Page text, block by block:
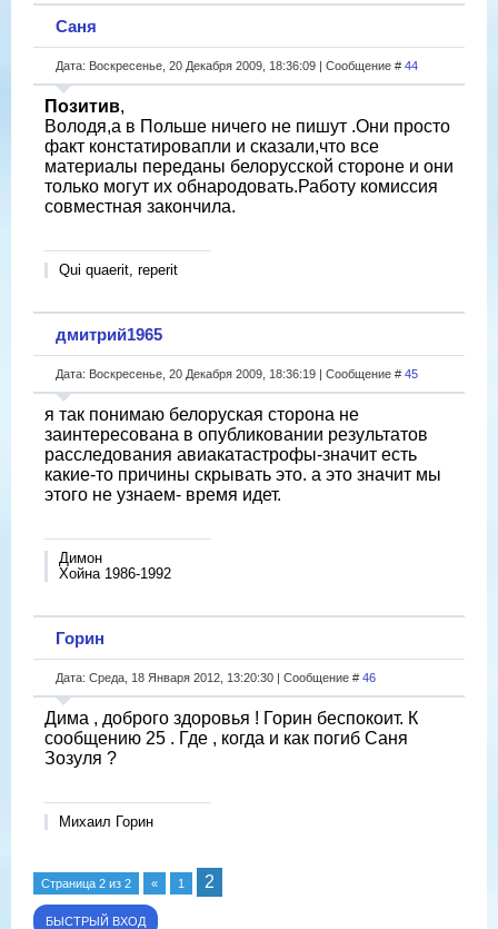
Саня
Дата: Воскресенье, 20 Декабря 2009, 18:36:09 | Сообщение # 44
Позитив,
Володя,а в Польше ничего не пишут .Они просто
факт констатировапли и сказали,что все
материалы переданы белорусской стороне и они
только могут их обнародовать.Работу комиссия
совместная закончила.
Qui quaerit, reperit
дмитрий1965
Дата: Воскресенье, 20 Декабря 2009, 18:36:19 | Сообщение # 45
я так понимаю белоруская сторона не
заинтересована в опубликовании результатов
расследования авиакатастрофы-значит есть
какие-то причины скрывать это. а это значит мы
этого не узнаем- время идет.
Димон
Хойна 1986-1992
Горин
Дата: Среда, 18 Января 2012, 13:20:30 | Сообщение # 46
Дима , доброго здоровья ! Горин беспокоит. К
сообщению 25 . Где , когда и как погиб Саня
Зозуля ?
Михаил Горин
Страница 2 из 2 « 1 2